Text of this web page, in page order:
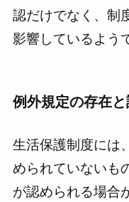
認だけでなく、制
影響しているよう
例外規定の存在
生活保護制度には
められていないも
が認められる場合